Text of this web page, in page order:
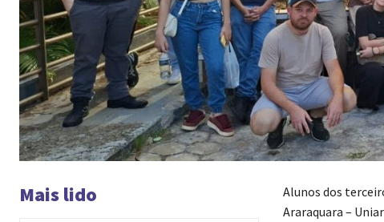
Mais lido
Alunos dos
Araraquara –